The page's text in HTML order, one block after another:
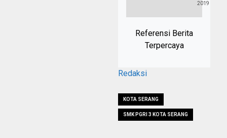
2019
Referensi Berita
Terpercaya
Redaksi
KOTA SERANG
SMK PGRI 3 KOTA SERANG